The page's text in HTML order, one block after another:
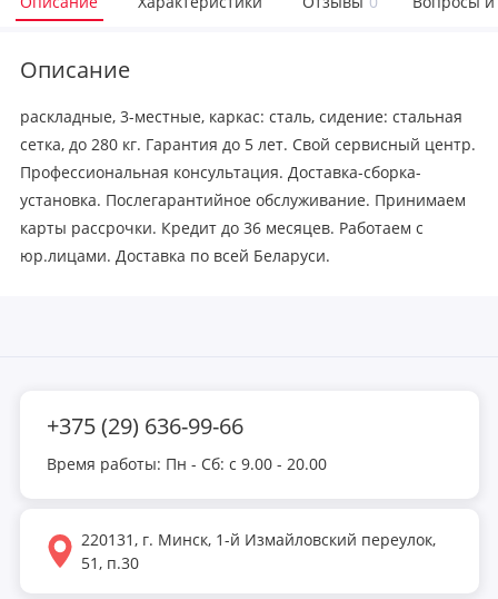
Описание
раскладные, 3-местные, каркас: сталь, сидение: стальная
сетка, до 280 кг. Гарантия до 5 лет. Свой сервисный центр.
Профессиональная консультация. Доставка-сборка-
установка. Послегарантийное обслуживание. Принимаем
карты рассрочки. Кредит до 36 месяцев. Работаем с
юр.лицами. Доставка по всей Беларуси.
+375 (29) 636-99-66
Время работы: Пн - Сб: с 9.00 - 20.00
220131, г. Минск, 1-й Измайловский переулок,
51, п.30